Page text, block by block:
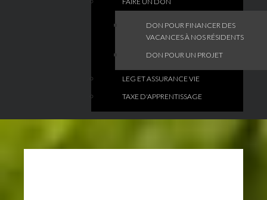
DON POUR FINANCER DES
VACANCES À NOS RÉSIDENTS
DON POUR UN PROJET
LEG ET ASSURANCE VIE
TAXE D'APPRENTISSAGE